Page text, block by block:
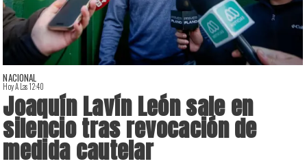
NACIONAL
Hoy A Las 12:40
Joaquín Lavín León sale en
silencio tras revocación de
medida cautelar